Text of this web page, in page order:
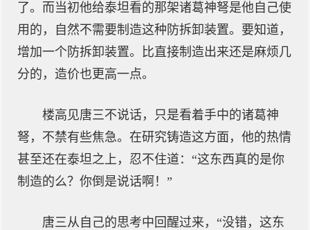
了。而当初他给泰坦看的那架诸葛神弩是他自己使
用的，自然不需要制造这种防拆卸装置。要知道，
增加一个防拆卸装置。比直接制造出来还是麻烦几
分的，造价也更高一点。
楼高见唐三不说话，只是看着手中的诸葛神
弩，不禁有些焦急。在研究铸造这方面，他的热情
甚至还在泰坦之上，忍不住道：“这东西真的是你
制造的么？你倒是说话啊！”
唐三从自己的思考中回醒过来，“没错，这东